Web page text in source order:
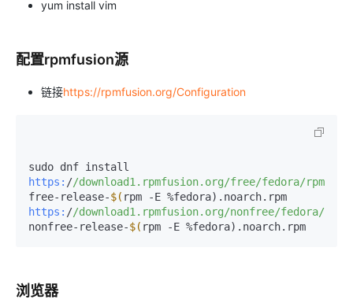
yum install vim
配置rpmfusion源
链接https://rpmfusion.org/Configuration
https: //download1.rpmfusion.org/free/fedora/
free-release-$(
https: //download1.rpmfusion.org/nonfree/fedora/
nonfree-release-$( rpm -E %fedora).noarch.rpm
浏览器